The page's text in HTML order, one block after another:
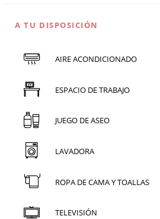
A TU DISPOSICIÓN
AIRE ACONDICIONADO
ESPACIO DE TRABAJO
JUEGO DE ASEO
LAVADORA
ROPA DE CAMA Y TOALLAS
TELEVISIÓN